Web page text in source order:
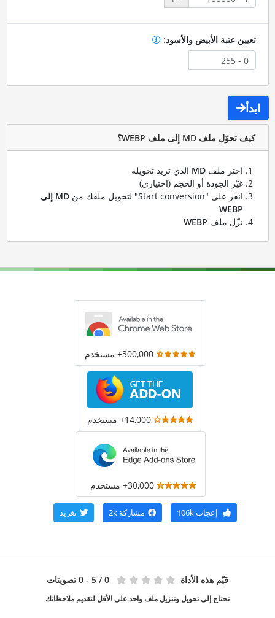
تعيين عتبة الأبيض والأسود:
ابدأ
كيف تحوّل ملف MD إلى ملف WEBP؟
اختر ملف MDالذي تريد تحويله
غيّر الجودة أو الحجم (اختياري)
انقر على "Start conversion" لتحويل ملفك من
MD إلى
WEBP
نزّل ملف WEBP
300,000+ مستخدم
14,000+ مستخدم
30,000+ مستخدم
إعجاب106k مشاركة 2k تغريد
قيّم هذه الأداة 0 / 5 - 0 تصويتات
تحتاج إلى تحويل وتنزيل ملف واحد على الأقل لتقديم ملاحظاتك